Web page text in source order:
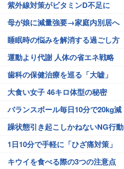
紫外線対策がビタミンD不足に
母が娘に減量強要→家庭内別居へ
睡眠時の悩みを解消する過ごし方
運動より代謝 人体の省エネ戦略
歯科の保健治療を巡る「大嘘」
大食い女子 46キロ体型の秘密
バランスボール毎日10分で20kg減
躁状態引き起こしかねないNG行動
1日10分で手軽に「ひざ痛対策」
キウイを食べる際の3つの注意点